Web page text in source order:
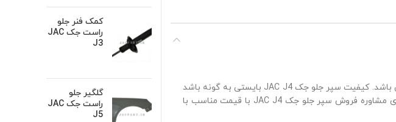
سپر جلو جک JAC J4 از قطعات بدنه خودرو می باشد. کیفیت سپر جلو جک JAC J4 بایستی به گونه باشد
که دوام و مقاومت بالایی از خود نشان دهد. برای مشاوره فروش سپر جلو جک JAC J4 با قیمت مناسب با
کمک فنر جلو
راست جک JAC
J3
گلگیر جلو
راست جک JAC
J5